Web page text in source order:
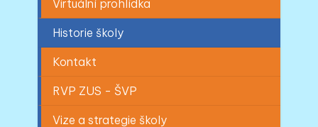
Virtuální prohlídka
Historie školy
Kontakt
RVP ZUS - ŠVP
Vize a strategie školy